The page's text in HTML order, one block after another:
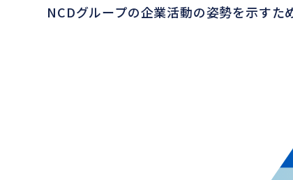
NCDグループの企業活動の姿勢を示すた